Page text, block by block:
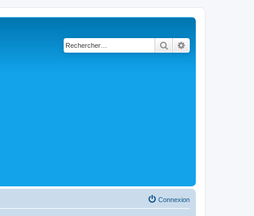
Rechercher
Connexion